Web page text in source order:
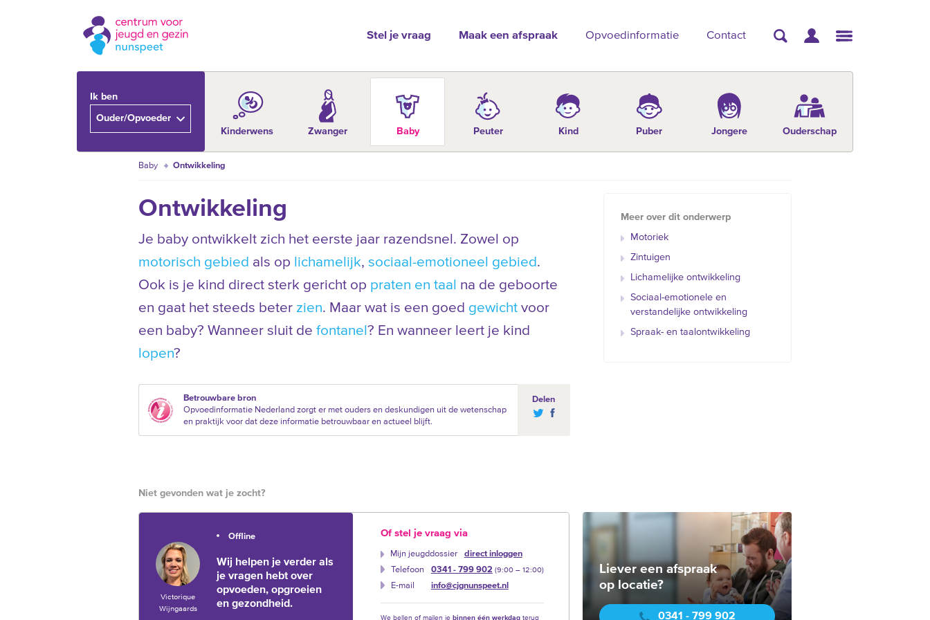
Stel je vraag Maak een afspraak Opvoedinformatie Contact
Ik ben
Ouder/Opvoeder
Kinderwens
Zwanger Baby Peuter Kind Puber Jongere Ouderschap
Baby Ontwikkeling
Ontwikkeling
Je baby ontwikkelt zich het eerste jaar razendsnel. Zowel op
motorisch gebied als op lichamelijk, sociaal-emotioneel gebied.
Ook is je kind direct sterk gericht op praten en taal na de geboorte
en gaat het steeds beter zien. Maar wat is een goed gewicht voor
een baby? Wanneer sluit de fontanel ? En wanneer leert je kind
lopen?
Betrouwbare bron
Opvoedinformatie Nederland zorgt er met ouders en deskundigen uit de wetenschap
en praktijk voor dat deze informatie betrouwbaar en actueel blijft.
Delen
Meer over dit onderwerp
Motoriek
Zintuigen
Lichamelijke ontwikkeling
Sociaal-emotionele en
verstandelijke ontwikkeling
Spraak- en taalontwikkeling
Niet gevonden wat je zocht?
Victorique
Wijngaards
Offline
Wij helpen je verder als
je vragen hebt over
opvoeden, opgroeien
en gezondheid.
Of stel je vraag via
Mijn jeugddossier
direct inloggen
Telefoon
0341 - 799 902 (9:00 –‍ 12:00)
E-mail info@cjgnunspeet.nl
We bellen of mailen je binnen één werkdagterug
Liever een afspraak
op locatie?
0341 - 799 902